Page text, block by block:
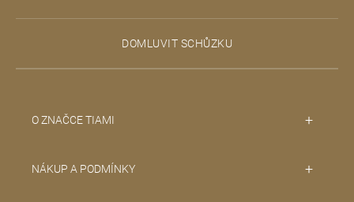
DOMLUVIT SCHŮZKU
O ZNAČCE TIAMI
NÁKUP A PODMÍNKY